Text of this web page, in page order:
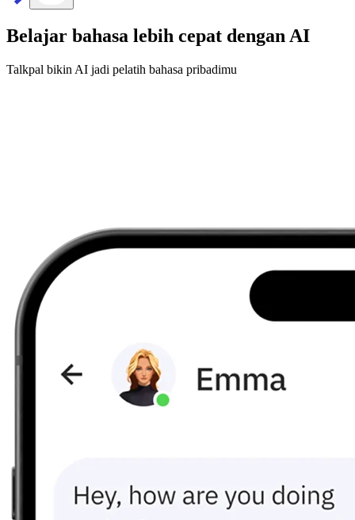
Belajar bahasa lebih cepat dengan AI
Talkpal bikin AI jadi pelatih bahasa pribadimu